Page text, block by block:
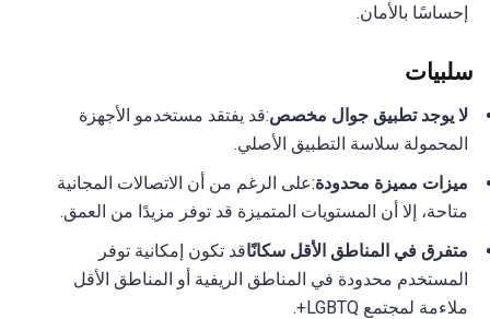
إحساسًا بالأمان.
سلبيات
لا يوجد تطبيق جوال مخصص:قد يفتقد مستخدمو الأجهزة
المحمولة سلاسة التطبيق الأصلي.
ميزات مميزة محدودة:على الرغم من أن الاتصالات المجانية
متاحة، إلا أن المستويات المتميزة قد توفر مزيدًا من العمق.
متفرق في المناطق الأقل سكانًاقد تكون إمكانية توفر
المستخدم محدودة في المناطق الريفية أو المناطق الأقل
ملاءمة لمجتمع LGBTQ+.